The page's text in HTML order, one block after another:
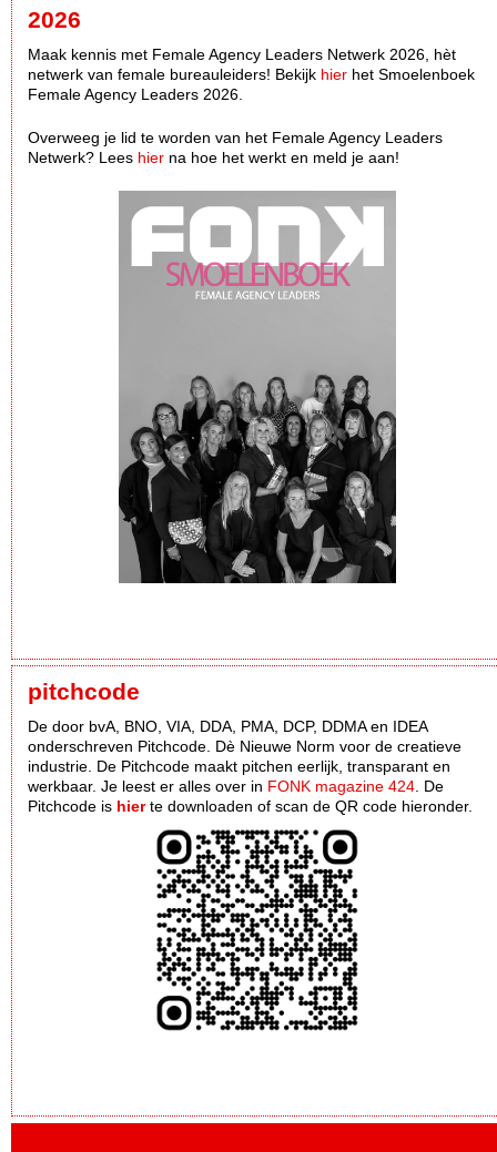
2026
Maak kennis met Female Agency Leaders Netwerk 2026, hèt
netwerk van female bureauleiders! Bekijk hier het Smoelenboek
Female Agency Leaders 2026.
Overweeg je lid te worden van het Female Agency Leaders
Netwerk? Lees hier na hoe het werkt en meld je aan!
pitchcode
De door bvA, BNO, VIA, DDA, PMA, DCP, DDMA en IDEA
onderschreven Pitchcode. Dè Nieuwe Norm voor de creatieve
industrie. De Pitchcode maakt pitchen eerlijk, transparant en
werkbaar. Je leest er alles over in FONK magazine 424 . De
Pitchcode is hierte downloaden of scan de QR code hieronder.